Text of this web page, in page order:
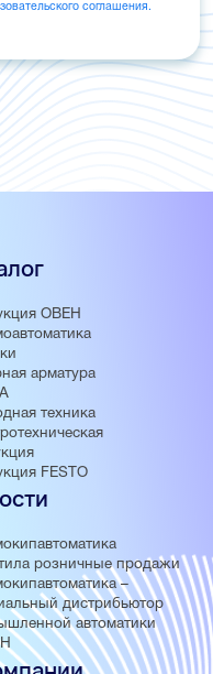
соглашения.
ОВЕН
арматура
техника
FESTO
розничные продажи
–
дистрибьютор
автоматики